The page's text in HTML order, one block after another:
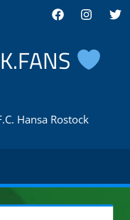
Facebook
Hansa Rostock